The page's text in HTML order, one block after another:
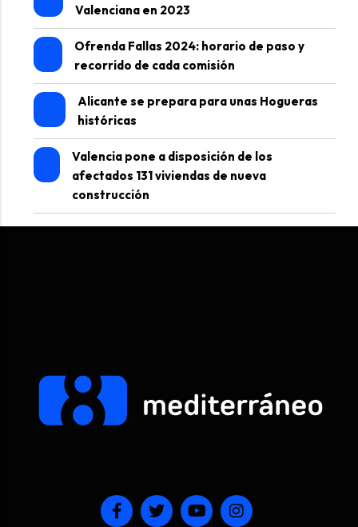
Valenciana en 2023
Ofrenda Fallas 2024: horario de paso y
recorrido de cada comisión
Alicante se prepara para unas Hogueras
históricas
Valencia pone a disposición de los
afectados 131 viviendas de nueva
construcción